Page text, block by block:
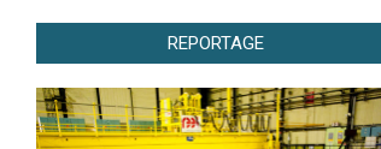
REPORTAGE